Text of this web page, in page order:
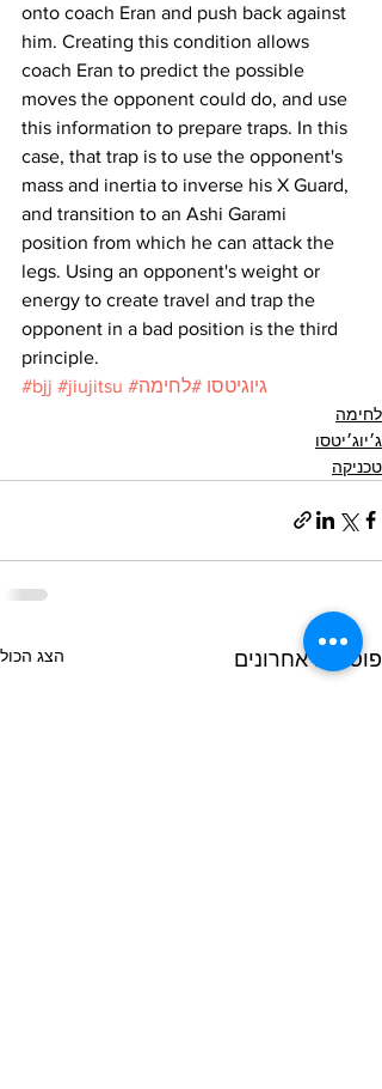
onto coach Eran and push back against
him. Creating this condition allows
coach Eran to predict the possible
moves the opponent could do, and use
this information to prepare traps. In this
case, that trap is to use the opponent's
mass and inertia to inverse his X Guard,
and transition to an Ashi Garami
position from which he can attack the
legs. Using an opponent's weight or
energy to create travel and trap the
opponent in a bad position is the third
principle.
#bjj #jiujitsu #גיוגיטסו #לחימה
לחימה
ג׳יוג׳יטסו
טכניקה
פוסטים אחרונים הצג הכול